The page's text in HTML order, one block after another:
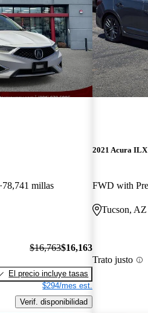
78,741 millas
$16,763$16,163
El precio incluye tasas
$294/mes est.
Verif. disponibilidad
2021 Acura ILX
Tucson, AZ
Trato justo